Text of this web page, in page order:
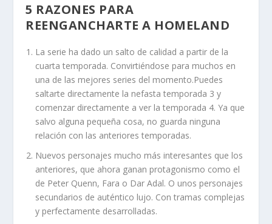
5 RAZONES PARA
REENGANCHARTE A HOMELAND
La serie ha dado un salto de calidad a partir de la
cuarta temporada. Convirtiéndose para muchos en
una de las mejores series del momento.Puedes
saltarte directamente la nefasta temporada 3 y
comenzar directamente a ver la temporada 4. Ya que
salvo alguna pequeña cosa, no guarda ninguna
relación con las anteriores temporadas.
Nuevos personajes mucho más interesantes que los
anteriores, que ahora ganan protagonismo como el
de Peter Quenn, Fara o Dar Adal. O unos personajes
secundarios de auténtico lujo. Con tramas complejas
y perfectamente desarrolladas.